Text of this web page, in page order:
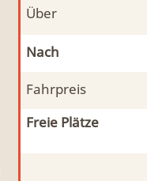
Über
Nach
Fahrpreis
Freie Plätze